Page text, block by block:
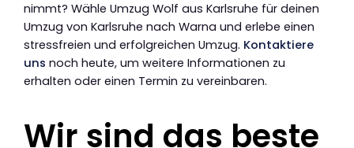
nimmt? Wähle Umzug Wolf aus Karlsruhe für deinen
Umzug von Karlsruhe nach Warna und erlebe einen
stressfreien und erfolgreichen Umzug. Kontaktiere
uns noch heute, um weitere Informationen zu
erhalten oder einen Termin zu vereinbaren.
Wir sind das beste